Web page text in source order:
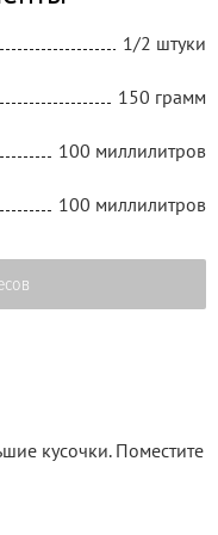
1/2 штуки
150 грамм
100 миллилитров
100 миллилитров
кусочки. Поместите